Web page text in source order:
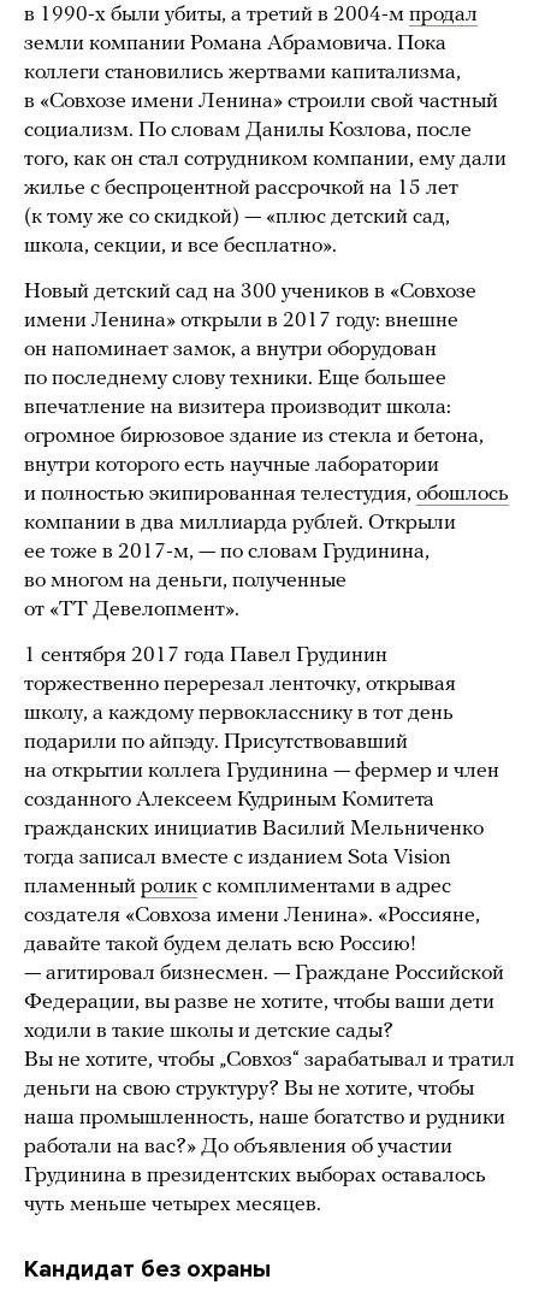
в 1990-х были убиты, а третий в 2004-м продал
земли компании Романа Абрамовича. Пока
коллеги становились жертвами капитализма,
в «Совхозе имени Ленина» строили свой частный
социализм. По словам Данилы Козлова, после
того, как он стал сотрудником компании, ему дали
жилье с беспроцентной рассрочкой на 15 лет
(к тому же со скидкой) — «плюс детский сад,
школа, секции, и все бесплатно».
Новый детский сад на 300 учеников в «Совхозе
имени Ленина» открыли в 2017 году: внешне
он напоминает замок, а внутри оборудован
по последнему слову техники. Еще большее
впечатление на визитера производит школа:
огромное бирюзовое здание из стекла и бетона,
внутри которого есть научные лаборатории
и полностью экипированная телестудия, обошлось
компании в два миллиарда рублей. Открыли
ее тоже в 2017-м, — по словам Грудинина,
во многом на деньги, полученные
от «ТТ Девелопмент».
1 сентября 2017 года Павел Грудинин
торжественно перерезал ленточку, открывая
школу, а каждому первокласснику в тот день
подарили по айпэду. Присутствовавший
на открытии коллега Грудинина — фермер и член
созданного Алексеем Кудриным Комитета
гражданских инициатив Василий Мельниченко
тогда записал вместе с изданием Sota Vision
пламенный ролик с комплиментами в адрес
создателя «Совхоза имени Ленина». «Россияне,
давайте такой будем делать всю Россию!
— агитировал бизнесмен. — Граждане Российской
Федерации, вы разве не хотите, чтобы ваши дети
ходили в такие школы и детские сады?
Вы не хотите, чтобы „Совхоз“ зарабатывал и тратил
деньги на свою структуру? Вы не хотите, чтобы
наша промышленность, наше богатство и рудники
работали на вас?» До объявления об участии
Грудинина в президентских выборах оставалось
чуть меньше четырех месяцев.
Кандидат без охраны